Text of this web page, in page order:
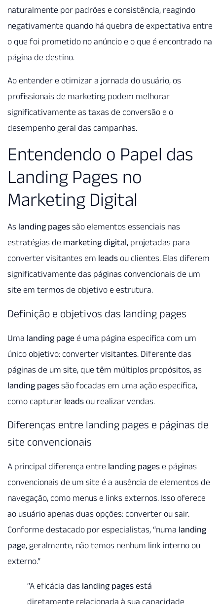
naturalmente por padrões e consistência, reagindo
negativamente quando há quebra de expectativa entre
o que foi prometido no anúncio e o que é encontrado na
página de destino.
Ao entender e otimizar a jornada do usuário, os
profissionais de marketing podem melhorar
significativamente as taxas de conversão e o
desempenho geral das campanhas.
Entendendo o Papel das
Landing Pages no
Marketing Digital
As landing pages são elementos essenciais nas
estratégias de marketing digital, projetadas para
converter visitantes em leads ou clientes. Elas diferem
significativamente das páginas convencionais de um
site em termos de objetivo e estrutura.
Definição e objetivos das landing pages
Uma landing page é uma página específica com um
único objetivo: converter visitantes. Diferente das
páginas de um site, que têm múltiplos propósitos, as
landing pages são focadas em uma ação específica,
como capturar leads ou realizar vendas.
Diferenças entre landing pages e páginas de
site convencionais
A principal diferença entre landing pages e páginas
convencionais de um site é a ausência de elementos de
navegação, como menus e links externos. Isso oferece
ao usuário apenas duas opções: converter ou sair.
Conforme destacado por especialistas, “numa landing
page, geralmente, não temos nenhum link interno ou
externo.”
“A eficácia das landing pages está
diretamente relacionada à sua capacidade